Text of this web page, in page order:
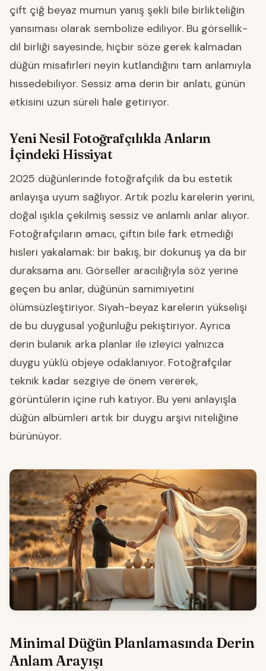
çift çiğ beyaz mumun yanış şekli bile birlikteliğin
yansıması olarak sembolize ediliyor. Bu görsellik-
dil birliği sayesinde, hiçbir söze gerek kalmadan
düğün misafirleri neyin kutlandığını tam anlamıyla
hissedebiliyor. Sessiz ama derin bir anlatı, günün
etkisini uzun süreli hale getiriyor.
Yeni Nesil Fotoğrafçılıkla Anların
İçindeki Hissiyat
2025 düğünlerinde fotoğrafçılık da bu estetik
anlayışa uyum sağlıyor. Artık pozlu karelerin yerini,
doğal ışıkla çekilmiş sessiz ve anlamlı anlar alıyor.
Fotoğrafçıların amacı, çiftin bile fark etmediği
hisleri yakalamak: bir bakış, bir dokunuş ya da bir
duraksama anı. Görseller aracılığıyla söz yerine
geçen bu anlar, düğünün samimiyetini
ölümsüzleştiriyor. Siyah-beyaz karelerin yükselişi
de bu duygusal yoğunluğu pekiştiriyor. Ayrıca
derin bulanık arka planlar ile izleyici yalnızca
duygu yüklü objeye odaklanıyor. Fotoğrafçılar
teknik kadar sezgiye de önem vererek,
görüntülerin içine ruh katıyor. Bu yeni anlayışla
düğün albümleri artık bir duygu arşivi niteliğine
bürünüyor.
Minimal Düğün Planlamasında Derin
Anlam Arayışı